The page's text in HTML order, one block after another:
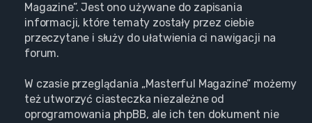
Magazine”. Jest ono używane do zapisania
informacji, które tematy zostały przez ciebie
przeczytane i służy do ułatwienia ci nawigacji na
forum.
W czasie przeglądania „Masterful Magazine” możemy
też utworzyć ciasteczka niezależne od
oprogramowania phpBB, ale ich ten dokument nie